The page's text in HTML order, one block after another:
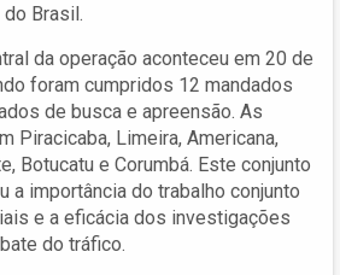
Brasil.
da operação aconteceu em 20 de
foram cumpridos 12 mandados
de busca e apreensão. As
Piracicaba, Limeira, Americana,
Botucatu e Corumbá. Este conjunto
a importância do trabalho conjunto
e a eficácia dos investigações
do tráfico.